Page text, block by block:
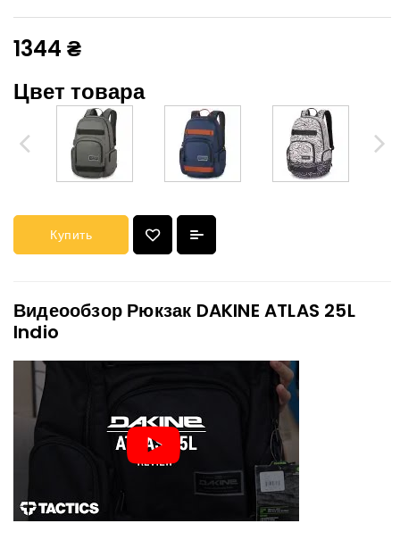
1344 ₴
Цвет товара
Купить
Видеообзор Рюкзак DAKINE ATLAS 25L
Indio